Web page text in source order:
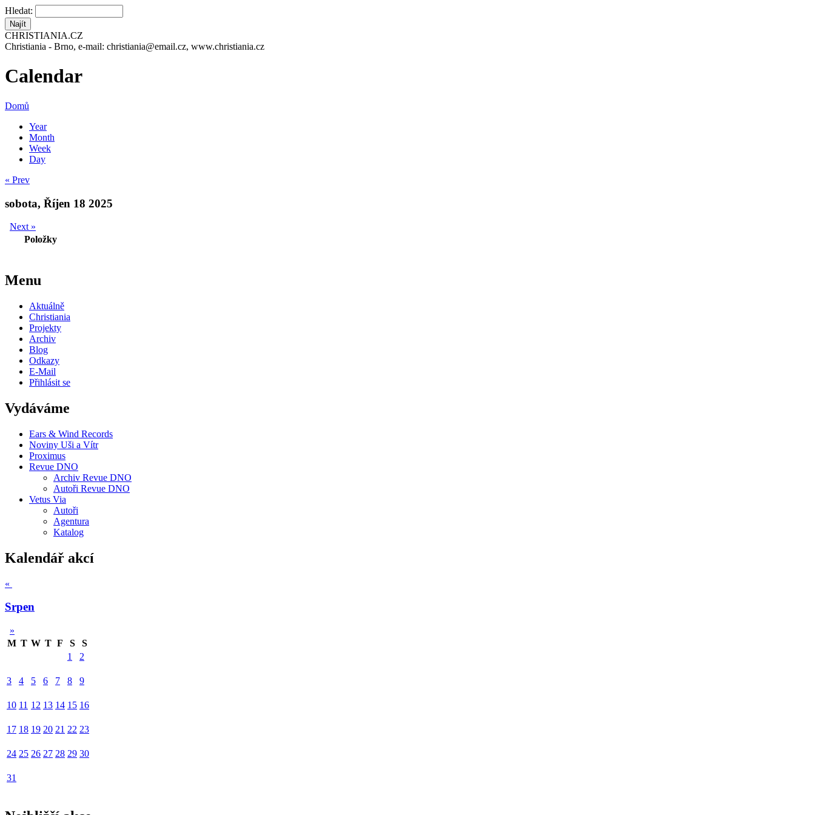
Hledat:
CHRISTIANIA.CZ
Christiania - Brno, e-mail: christiania@email.cz, www.christiania.cz
Calendar
Domů
Year
Month
Week
Day
« Prev
sobota, Říjen 18 2025
Next »
Položky
Menu
Aktuálně
Christiania
Projekty
Archiv
Blog
Odkazy
E-Mail
Přihlásit se
Vydáváme
Ears & Wind Records
Noviny Uši a Vítr
Proximus
Revue DNO
Archiv Revue DNO
Autoři Revue DNO
Vetus Via
Autoři
Agentura
Katalog
Kalendář akcí
«
Srpen
»
M T W T F S
S
1
2
3 4 5 6 7 8 9
10 11 12 13 14 15 16
17 18 19 20 21 22 23
24 25 26 27 28 29 30
31